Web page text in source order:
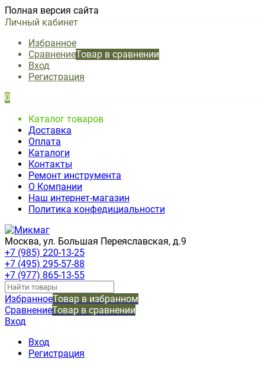
Полная версия сайта
Личный кабинет
Избранное
СравнениеТовар в сравнении
Вход
Регистрация
0
Каталог товаров
Доставка
Оплата
Каталоги
Контакты
Ремонт инструмента
О Компании
Наш интернет-магазин
Политика конфедициальности
Москва, ул. Большая Переяславская, д.9
+7 (985) 220-13-25
+7 (495) 295-57-88
+7 (977) 865-13-55
ИзбранноеТовар в избранном
СравнениеТовар в сравнении
Вход
Вход
Регистрация